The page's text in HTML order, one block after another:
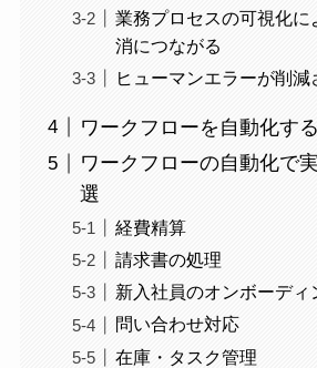
業務プロセスの可視化に
消につながる
ヒューマンエラーが削減
ワークフローを自動化す
ワークフローの自動化で
選
経費精算
請求書の処理
新入社員のオンボーディ
問い合わせ対応
在庫・タスク管理